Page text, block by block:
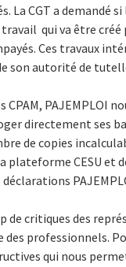
La CGT a demandé
qui va être
Ces travaux
son autorité de
CPAM, PAJEMPLOI
directement ses
de copies
CESU et
de critiques des
professionnels.
qui nous